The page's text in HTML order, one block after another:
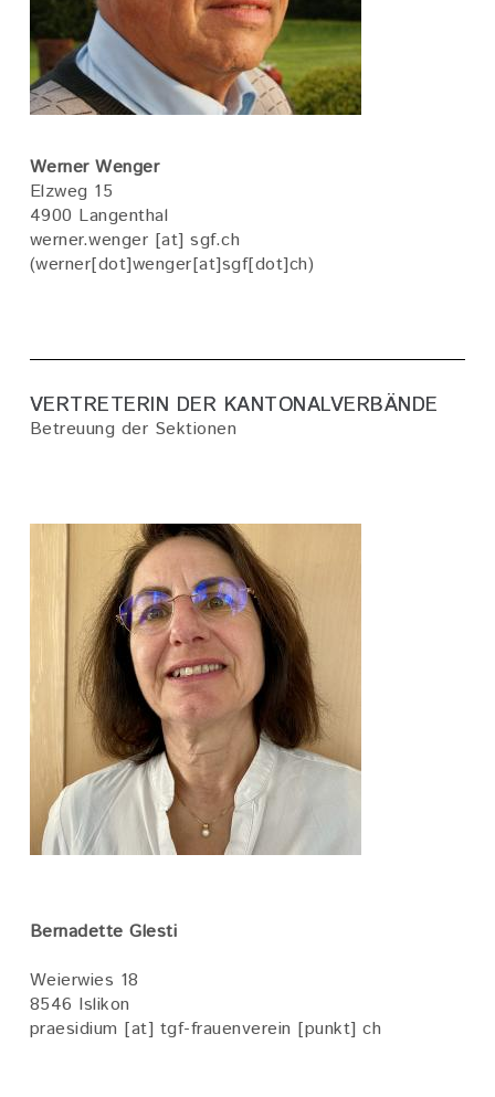
Werner Wenger
Elzweg 15
4900 Langenthal
werner.wenger [at]sgf.ch
(werner[dot]wenger[at]sgf[dot]ch)
VERTRETERIN DER KANTONALVERBÄNDE
Betreuung der Sektionen
Bild
Bernadette Glesti
Weierwies 18
8546 Islikon
praesidium [at] tgf-frauenverein [punkt]ch